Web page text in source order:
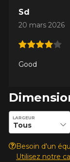
Sd
20 mars 2026
Good
Entrez les
LARGEUR
Besoin d'un
Utilisez notre